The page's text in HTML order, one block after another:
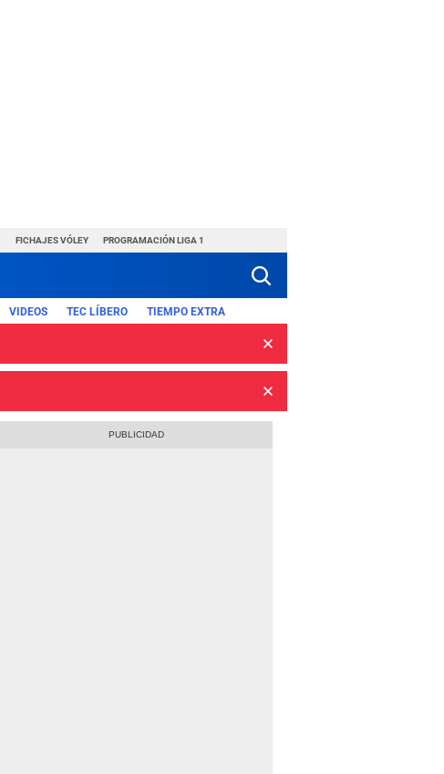
FICHAJES VÓLEY PROGRAMACIÓN LIGA 1
VIDEOS TEC LÍBERO TIEMPO EXTRA